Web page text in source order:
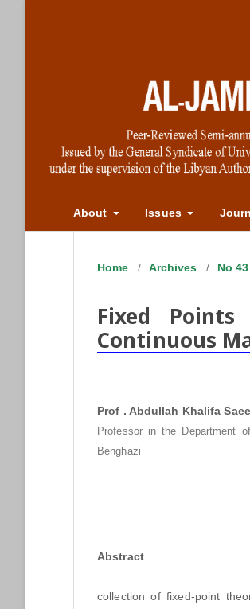
About Issues
Home / Archives /
Fixed
Continuous
Prof . Abdullah Khalifa
Professor in the Department
Benghazi
Abstract
This
collection of fixed-point